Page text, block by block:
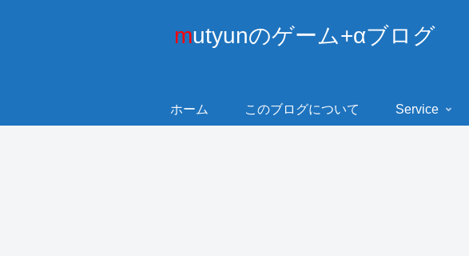
mutyunのゲーム+αブログ
ホーム このブログについて Service